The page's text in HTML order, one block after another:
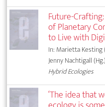
Future-
of Planetary
to Live with
In: Marietta Kesting
Jenny Nachtigall
Hybrid Ecologies
‘The idea that